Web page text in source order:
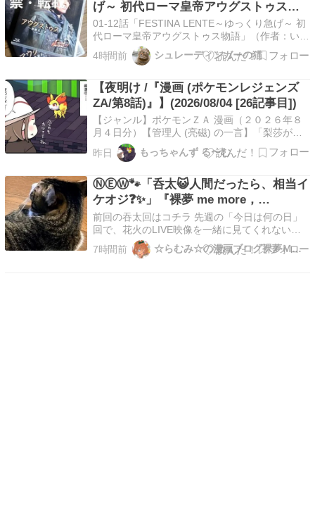
め…
げ～ 初代ローマ皇帝アウグストゥス物
語」（作者：いたる）
01-12話「FESTINA LENTE～ゆっくり急げ～ 初
代ローマ皇帝アウグストゥス物語」（作者：いた
る）≪歴史≫ ≪まんが≫（１）2025.11.01
（８）2026.08.072026.07.31 電子単行本配信！
版「その後」の描…
4時間前 シュレーディンガーの猫
【夜明け /『漫画 (ポケモンレジェンズ
ZA/第8話)』】(2026/08/04 [26記事目])
【ジャンル】ポケモンＺＡ 漫画（２０２６年８
月４日分）【管理人 (亮磁) の一言】「梨莎が描
く ポケモンシリーズの４コマ漫画！ 『ポケモン
レジェンズＺＡ』 俺達夫婦のポケモン日常！８
昨日 もっちゃんず る〜む
ⓃⒺⓌ🐾「呑太😺人間だったら、相当イ
ケオジ❓✨」『裸夢 me more，
NONTA』
前回の吞太回はコチラ 先週の「今日は何の日」
回で、花火のLIVE映像を一緒に見てくれない呑
太について言及しましたが、そのときの様子がコ
チラです👇完全に私に背中を向けています・・・
7時間前 ☆らむみ☆の漫画ブログ裸夢ＭＩＸ